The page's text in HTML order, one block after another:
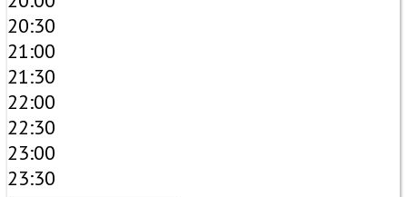
20:30
21:00
21:30
22:00
22:30
23:00
23:30